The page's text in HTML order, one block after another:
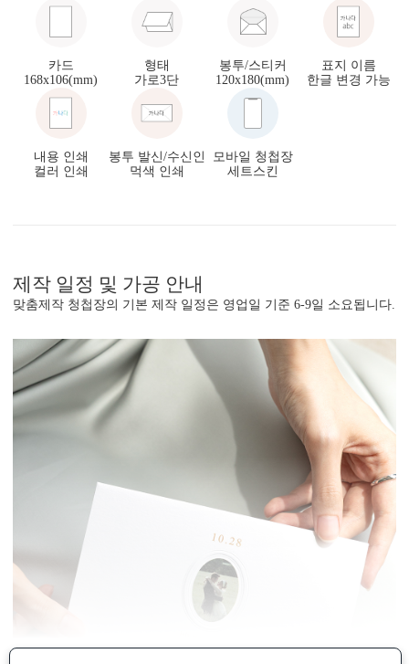
카드
168x106(mm)
형태
가로3단
봉투/스티커
120x180(mm)
표지 이름
한글 변경 가능
내용 인쇄
컬러 인쇄
봉투 발신/수신인
먹색 인쇄
모바일 청첩장
세트스킨
제작 일정 및 가공 안내
맞춤제작 청첩장의 기본 제작 일정은 영업일 기준 6-9일 소요됩니다.